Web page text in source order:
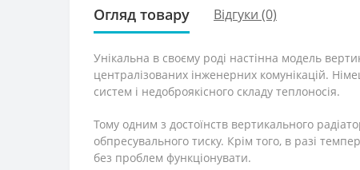
Огляд товару Відгуки (0)
Унікальна в своєму роді настінна модель
централізованих інженерних комунікацій.
систем і недоброякісного складу теплоносія.
Тому одним з достоїнств вертикального
обпресувального тиску. Крім того, в разі
без проблем функціонувати.